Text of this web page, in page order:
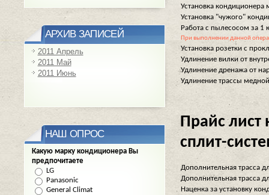
Установка
Установка "чужого"
Работа с пылесосом за 1
При выполнении данной
Установка розетки с
Удлинение вилки от
Удлинение дренажа от
Удлинение трассы
Прайс
сплит-
Дополнительная трасса
Дополнительная трасса
Наценка за установку
АРХИВ ЗАПИСЕЙ
2011 Апрель
2011 Май
2011 Июнь
НАШ ОПРОС
Какую марку кондиционера Вы
предпочитаете
LG
Panasonic
General Climat